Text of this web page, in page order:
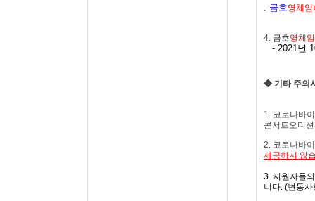
: 금호영체임
4. 금호영체
- 2021년
◆ 기타 주의
1. 코로나바
콘서트오디
2. 코로나바
제공하지 않
3. 지원자들
니다. (변동